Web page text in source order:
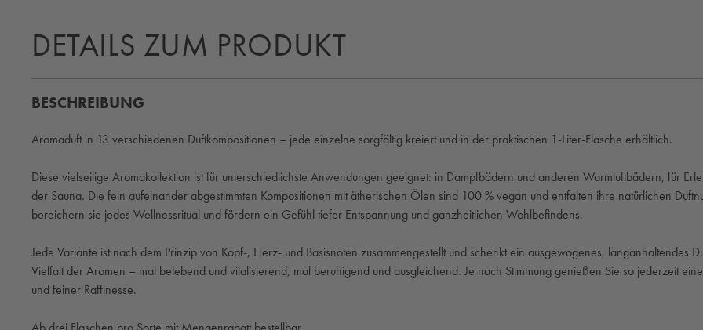
DETAILS ZUM PRODUKT
BESCHREIBUNG
Aromaduft in 13 verschiedenen Duftkompositionen – jede einzelne sorgfältig kreiert und in der praktischen 1-Liter-Flasche erhältlich.
Diese vielseitige Aromakollektion ist für unterschiedlichste Anwendungen geeignet: in Dampfbädern und anderen Warmluftbädern, für
der Sauna. Die fein aufeinander abgestimmten Kompositionen mit ätherischen Ölen sind 100 % vegan und entfalten ihre natürlichen
bereichern sie jedes Wellnessritual und fördern ein Gefühl tiefer Entspannung und ganzheitlichen Wohlbefindens.
Jede Variante ist nach dem Prinzip von Kopf-, Herz- und Basisnoten zusammengestellt und schenkt ein ausgewogenes, langanhaltendes
Vielfalt der Aromen – mal belebend und vitalisierend, mal beruhigend und ausgleichend. Je nach Stimmung genießen Sie so jederzeit
und feiner Raffinesse.